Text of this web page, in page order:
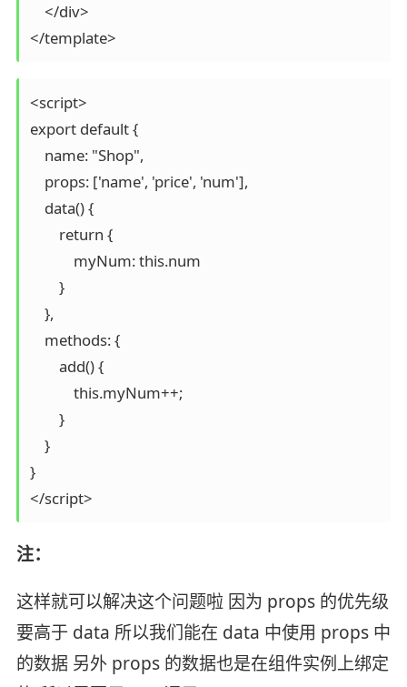
    </div>
</template>
<script>
export default {
    name: "Shop",
    props: ['name', 'price', 'num'],
    data() {
        return {
            myNum: this.num
        }
    },
    methods: {
        add() {
            this.myNum++;
        }
    }
}
</script>
注：
这样就可以解决这个问题啦 因为 props 的优先级
要高于 data 所以我们能在 data 中使用 props 中
的数据 另外 props 的数据也是在组件实例上绑定